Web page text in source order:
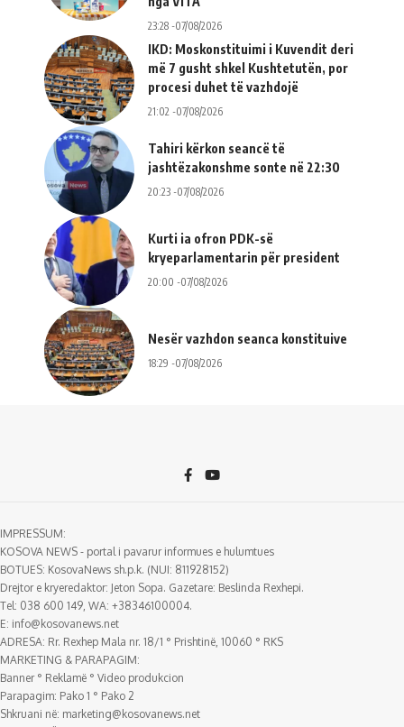
23:28 -07/08/2026
IKD: Moskonstituimi i Kuvendit deri
më 7 gusht shkel Kushtetutën, por
procesi duhet të vazhdojë
21:02 -07/08/2026
Tahiri kërkon seancë të
jashtëzakonshme sonte në 22:30
20:23 -07/08/2026
Kurti ia ofron PDK-së
kryeparlamentarin për president
20:00 -07/08/2026
Nesër vazhdon seanca konstituive
18:29 -07/08/2026
IMPRESSUM:
KOSOVA NEWS - portal i pavarur informues e hulumtues
BOTUES: KosovaNews sh.p.k. (NUI: 811928152)
Drejtor e kryeredaktor: Jeton Sopa. Gazetare: Beslinda Rexhepi.
Tel: 038 600 149, WA: +38346100004.
E: info@kosovanews.net
ADRESA: Rr. Rexhep Mala nr. 18/1 ° Prishtinë, 10060 ° RKS
MARKETING & PARAPAGIM:
Banner ° Reklamë ° Video produkcion
Parapagim: Pako 1 ° Pako 2
Shkruani në: marketing@kosovanews.net